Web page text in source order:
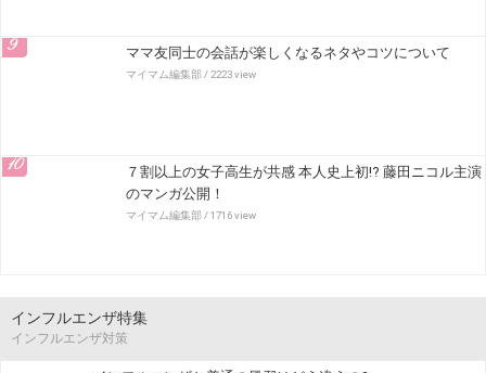
9 ママ友同士の会話が楽しくなるネタやコツについて
マイマム編集部/ 2223 view
10
７割以上の女子高生が共感 本人史上初!? 藤田ニコル主演
のマンガ公開！
マイマム編集部/ 1716 view
インフルエンザ特集
インフルエンザ対策